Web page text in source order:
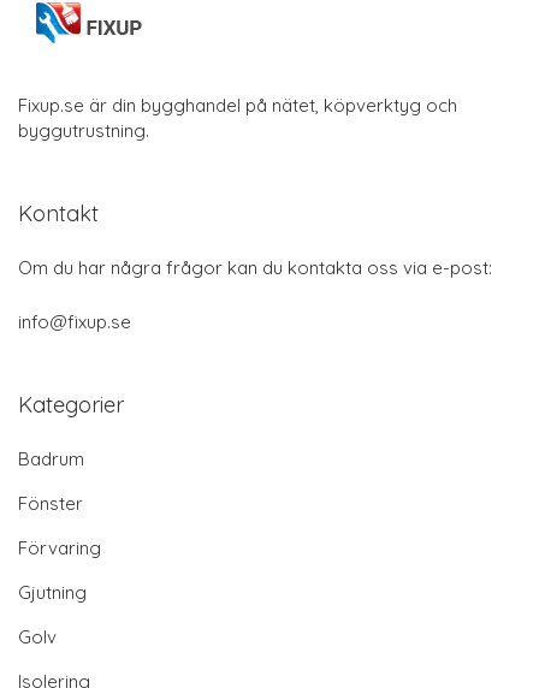
Fixup.se är din bygghandel på nätet, köpverktyg och
byggutrustning.
Kontakt
Om du har några frågor kan du kontakta oss via e-post:
info@fixup.se
Kategorier
Badrum
Fönster
Förvaring
Gjutning
Golv
Isolering